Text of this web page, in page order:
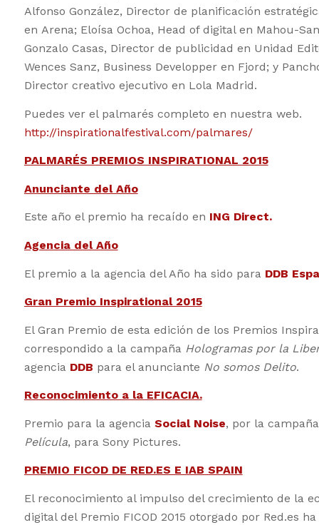
Alfonso González, Director de planificación
en Arena; Eloísa Ochoa, Head of digital en Mahou-
Gonzalo Casas, Director de publicidad en Unidad
Wences Sanz, Business Developper en Fjord; y
Director creativo ejecutivo en Lola Madrid.
Puedes ver el palmarés completo en nuestra web.
http://inspirationalfestival.com/palmares/
PALMARÉS PREMIOS INSPIRATIONAL 2015
Anunciante del Año
Este año el premio ha recaído en ING Direct.
Agencia del Año
El premio a la agencia del Año ha sido para DDB
Gran Premio Inspirational 2015
El Gran Premio de esta edición de los Premios
correspondido a la campaña Hologramas por la
agencia DDB para el anunciante No somos Delito.
Reconocimiento a la EFICACIA.
Premio para la agencia Social Noise, por la
Película, para Sony Pictures.
PREMIO FICOD DE RED.ES E IAB SPAIN
El reconocimiento al impulso del crecimiento de la
digital del Premio FICOD 2015 otorgado por Red.es